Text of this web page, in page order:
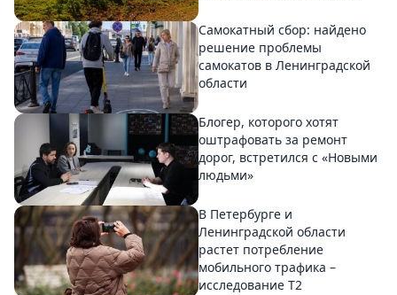
Самокатный сбор: найдено
решение проблемы
самокатов в Ленинградской
области
Блогер, которого хотят
оштрафовать за ремонт
дорог, встретился с «Новыми
людьми»
В Петербурге и
Ленинградской области
растет потребление
мобильного трафика –
исследование T2